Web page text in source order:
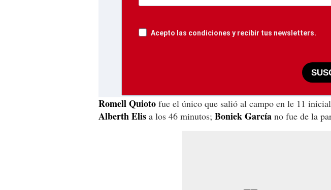
Acepto las condiciones y recibir tus newsletters.
Romell Quioto fue el único que salió al campo en le 11
Alberth Elis a los 46 minutos; Boniek García no fue de la